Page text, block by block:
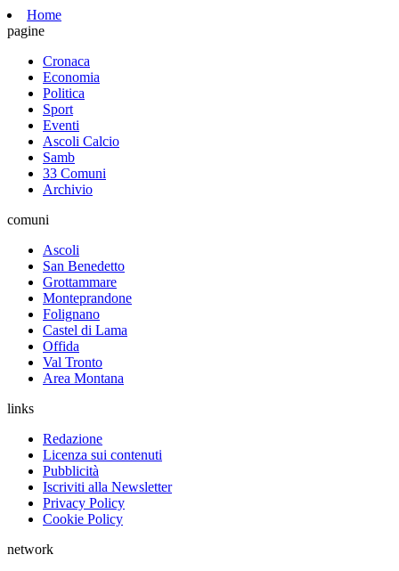
Home
pagine
Cronaca
Economia
Politica
Sport
Eventi
Ascoli Calcio
Samb
33 Comuni
Archivio
comuni
Ascoli
San Benedetto
Grottammare
Monteprandone
Folignano
Castel di Lama
Offida
Val Tronto
Area Montana
links
Redazione
Licenza sui contenuti
Pubblicità
Iscriviti alla Newsletter
Privacy Policy
Cookie Policy
network